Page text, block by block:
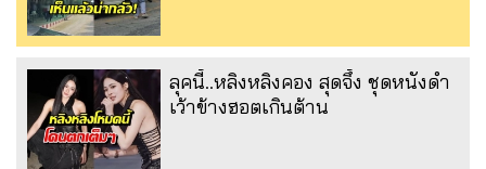
ลุคนี้..หลิงหลิงคอง สุดจึ้ง ชุดหนังดำ
เว้าข้างฮอตเกินต้าน